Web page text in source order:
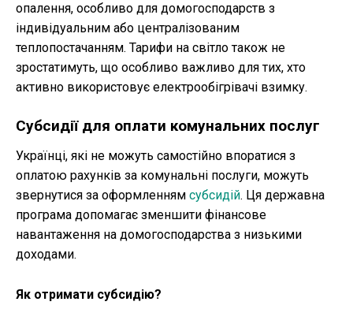
опалення, особливо для домогосподарств з
індивідуальним або централізованим
теплопостачанням. Тарифи на світло також не
зростатимуть, що особливо важливо для тих, хто
активно використовує електрообігрівачі взимку.
Субсидії для оплати комунальних послуг
Українці, які не можуть самостійно впоратися з
оплатою рахунків за комунальні послуги, можуть
звернутися за оформленням субсидій. Ця державна
програма допомагає зменшити фінансове
навантаження на домогосподарства з низькими
доходами.
Як отримати субсидію?